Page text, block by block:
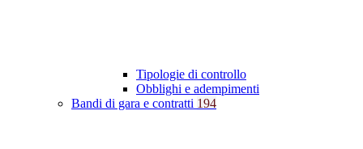
Tipologie di controllo
Obblighi e adempimenti
Bandi di gara e contratti 194